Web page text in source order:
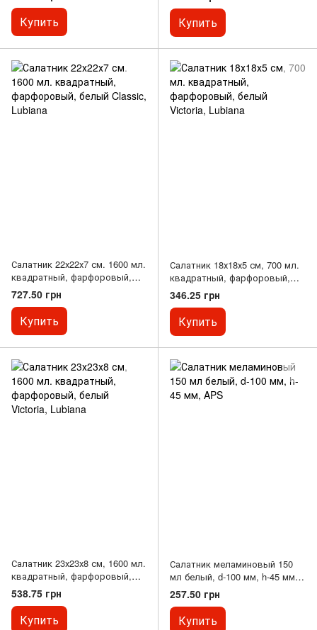
Купить Купить
Салатник 22х22х7 см. 1600 мл.
квадратный, фарфоровый,
белый Classic, Lubiana
727.50 грн
Купить
Салатник 18х18х5 см, 700 мл.
квадратный, фарфоровый,
белый Victoria, Lubiana
346.25 грн
Купить
Салатник 23х23х8 см, 1600 мл.
квадратный, фарфоровый,
белый Victoria, Lubiana
538.75 грн
Купить
Салатник меламиновый 150
мл белый, d-100 мм, h-45 мм,
APS
257.50 грн
Купить